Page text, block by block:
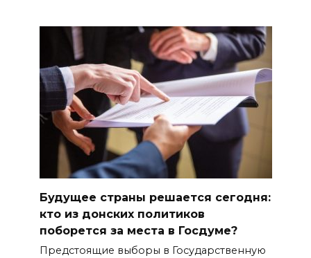
Будущее страны решается сегодня:
кто из донских политиков
поборется за места в Госдуме?
Предстоящие выборы в Государственную